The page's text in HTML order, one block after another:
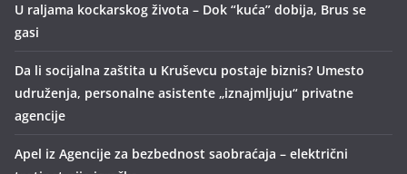
U raljama kockarskog života – Dok “kuća” dobija, Brus se
gasi
Da li socijalna zaštita u Kruševcu postaje biznis? Umesto
udruženja, personalne asistente „iznajmljuju“ privatne
agencije
Apel iz Agencije za bezbednost saobraćaja – električni